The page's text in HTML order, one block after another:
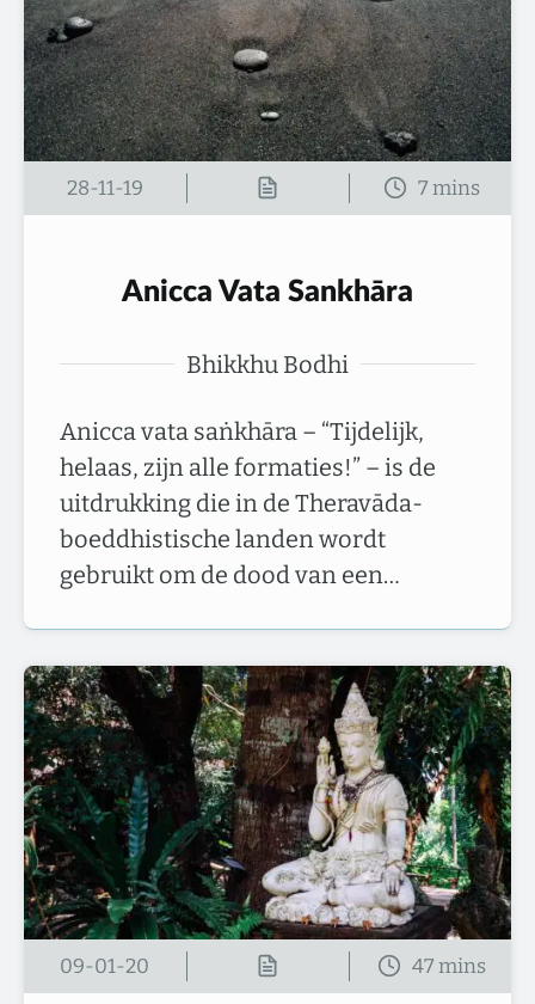
28-11-19
Anicca Vata Sankhāra
Bhikkhu Bodhi
Anicca vata saṅkhāra – “Tijdelijk,
helaas, zijn alle formaties!” – is de
uitdrukking die in de Theravāda-
boeddhistische landen wordt
gebruikt om de dood van een…
09-01-20